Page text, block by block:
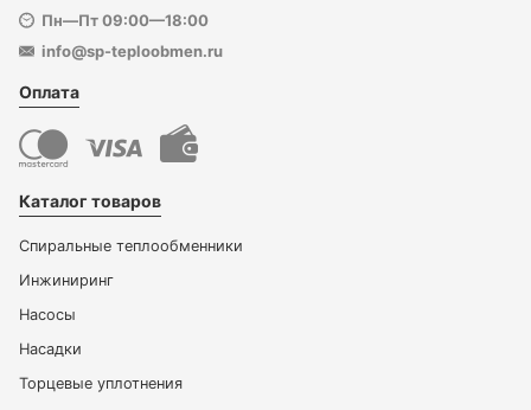
Пн—Пт 09:00—18:00
info@sp-teploobmen.ru
Оплата
Каталог товаров
Спиральные теплообменники
Инжиниринг
Насосы
Насадки
Торцевые уплотнения